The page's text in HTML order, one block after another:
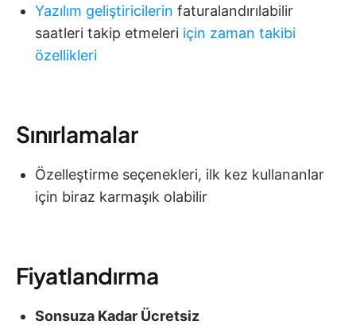
Yazılım geliştiricilerin faturalandırılabilir
saatleri takip etmeleri için zaman takibi
özellikleri
Sınırlamalar
Özelleştirme seçenekleri, ilk kez kullananlar
için biraz karmaşık olabilir
Fiyatlandırma
Sonsuza Kadar Ücretsiz